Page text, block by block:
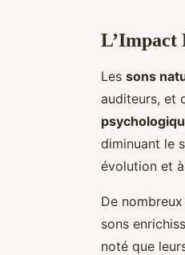
L’Impact
Les sons
auditeurs, et
diminuant le
évolution et
De nombreux
sons
noté que